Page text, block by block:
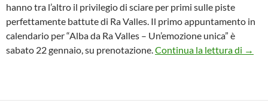
hanno tra l’altro il privilegio di sciare per primi sulle piste
perfettamente battute di Ra Valles. Il primo appuntamento in
calendario per “Alba da Ra Valles – Un’emozione unica” è
sabato 22 gennaio, su prenotazione. Continua la lettura di →